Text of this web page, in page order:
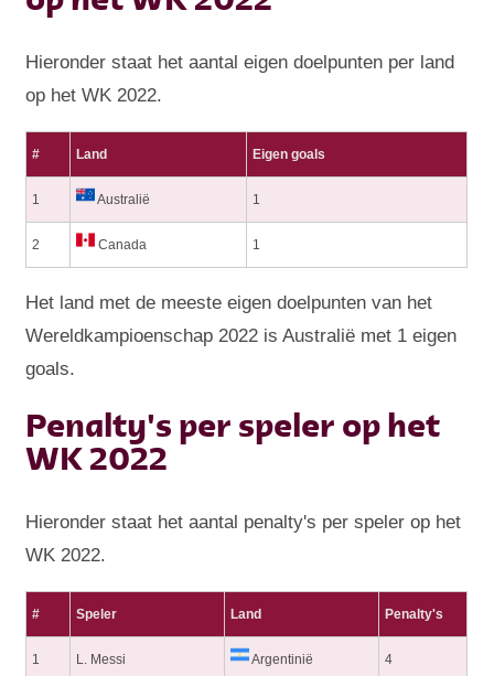
Hieronder staat het aantal eigen doelpunten per land
op het WK 2022.
# Land Eigen goals
1 Australië 1
2 Canada 1
Het land met de meeste eigen doelpunten van het
Wereldkampioenschap 2022 is Australië met 1 eigen
goals.
Penalty's per speler op het
WK 2022
Hieronder staat het aantal penalty's per speler op het
WK 2022.
# Speler Land Penalty's
1 L. Messi Argentinië 4